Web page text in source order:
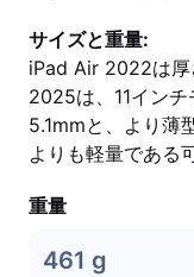
サイズと重量:
iPad Air 2022は厚
2025は、11イン
5.1mmと、より薄
よりも軽量である
重量
461 g